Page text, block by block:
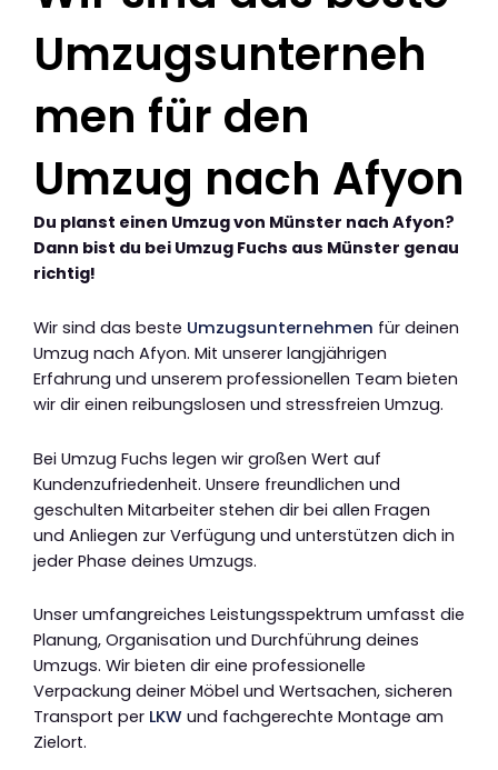
Umzugsunterneh
men für den
Umzug nach Afyon
Du planst einen Umzug von Münster nach Afyon?
Dann bist du bei Umzug Fuchs aus Münster genau
richtig!
Wir sind das beste Umzugsunternehmen für deinen
Umzug nach Afyon. Mit unserer langjährigen
Erfahrung und unserem professionellen Team bieten
wir dir einen reibungslosen und stressfreien Umzug.
Bei Umzug Fuchs legen wir großen Wert auf
Kundenzufriedenheit. Unsere freundlichen und
geschulten Mitarbeiter stehen dir bei allen Fragen
und Anliegen zur Verfügung und unterstützen dich in
jeder Phase deines Umzugs.
Unser umfangreiches Leistungsspektrum umfasst die
Planung, Organisation und Durchführung deines
Umzugs. Wir bieten dir eine professionelle
Verpackung deiner Möbel und Wertsachen, sicheren
Transport per LKW und fachgerechte Montage am
Zielort.